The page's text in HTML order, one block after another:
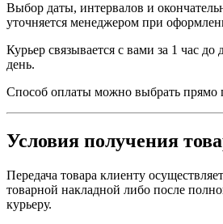
Выбор даты, интервалов и
уточняется менеджером при
Курьер связывается с вами за 1 час
день.
Способ оплаты можно выбрать прямо
Условия получения
Передача товара клиенту
товарной накладной либо после
курьеру.